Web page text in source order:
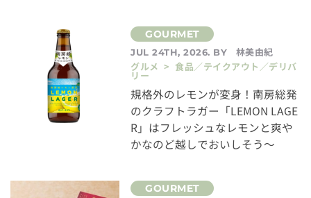
JUL 24TH, 2026. BY
林美由紀
グルメ > 食品／テイクアウト／デリバ
リー
規格外のレモンが変身！南房総発
のクラフトラガー「LEMON LAGE
R」はフレッシュなレモンと爽や
かなのど越しでおいしそう～